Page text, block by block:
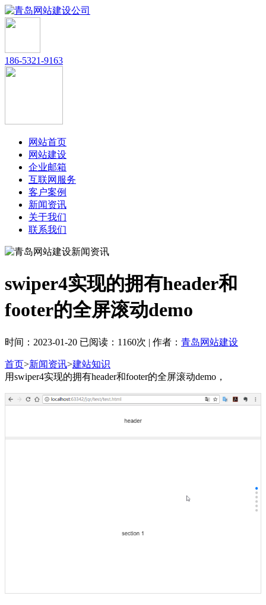
186-5321-9163
网站首页
网站建设
企业邮箱
互联网服务
客户案例
新闻资讯
关于我们
联系我们
swiper4实现的拥有header和
footer的全屏滚动demo
时间：2023-01-20 已阅读：1160次 | 作者： 青岛网站建设
首页>新闻资讯>建站知识
用swiper4实现的拥有header和footer的全屏滚动demo，